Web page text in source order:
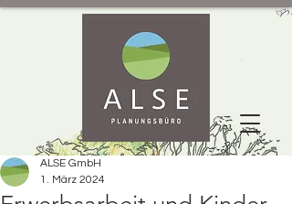
ALSE GmbH
1. März 2024